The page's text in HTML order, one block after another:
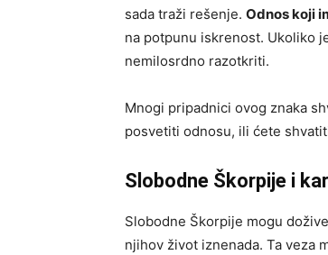
sada traži rešenje. Odnos koji
na potpunu iskrenost. Ukoliko
nemilosrdno razotkriti.
Mnogi pripadnici ovog znaka
posvetiti odnosu, ili ćete
Slobodne Škorpije i
Slobodne Škorpije mogu
njihov život iznenada. Ta veza